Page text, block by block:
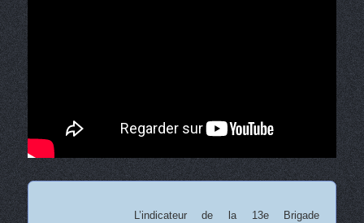
L’indicateur de la 13e Brigade